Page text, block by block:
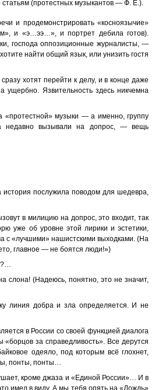
(протестных музыкантов — Ф. Е.).
и продемонстрировать «косноязычие»
и «э…ээ…», и портрет дебила готов).
господа оппозиционные журналисты, —
найти общий язык, или унизить гостя
хотят перейти к делу, и в конце даже
ущербно. Язвительность здесь никчемна
«протестной» музыки — а именно, группу
недавно вызывали на допрос, — вещь
история послужила поводом для шедевра,
в милицию на допрос, это входит, так
уже об уровне этой лирики и эстетики,
с «лучшими» нашистскими выходками. (На
главное — не боятся люди!»)
слона! (Надеюсь, понятно, это не значит,
линия добра и зла определяется. И не
в России со своей функцией диалога
за справедливость». Все дерутся
одеяло, под которым всё глохнет,
понты, понты…
кроме джаза и «Единой России»… И в
имел в виду. А мы тебя опять на «Дождь»